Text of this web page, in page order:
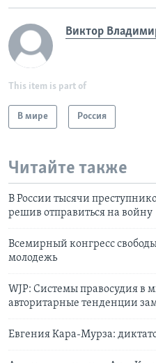
Виктор
This item is part of
В мире Россия
Читайте также
В России тысячи
решив отправиться на войну
Всемирный конгресс
молодежь
WJP: Системы правосудия в
авторитарные тенденции
Евгения Кара-Мурза: